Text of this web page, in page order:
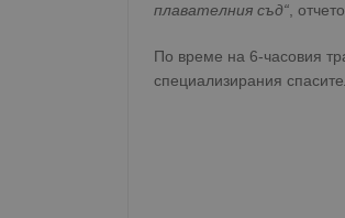
плавателния съд“ ,
По време на 6-часовия
специализирания